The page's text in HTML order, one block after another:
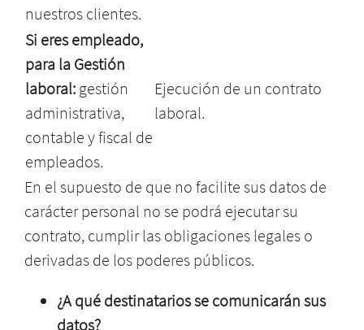
nuestros clientes.
Si eres empleado,
para la Gestión
laboral: gestión
administrativa,
contable y fiscal de
empleados.
Ejecución de un contrato
laboral.
En el supuesto de que no facilite sus datos de
carácter personal no se podrá ejecutar su
contrato, cumplir las obligaciones legales o
derivadas de los poderes públicos.
¿A qué destinatarios se comunicarán sus
datos?